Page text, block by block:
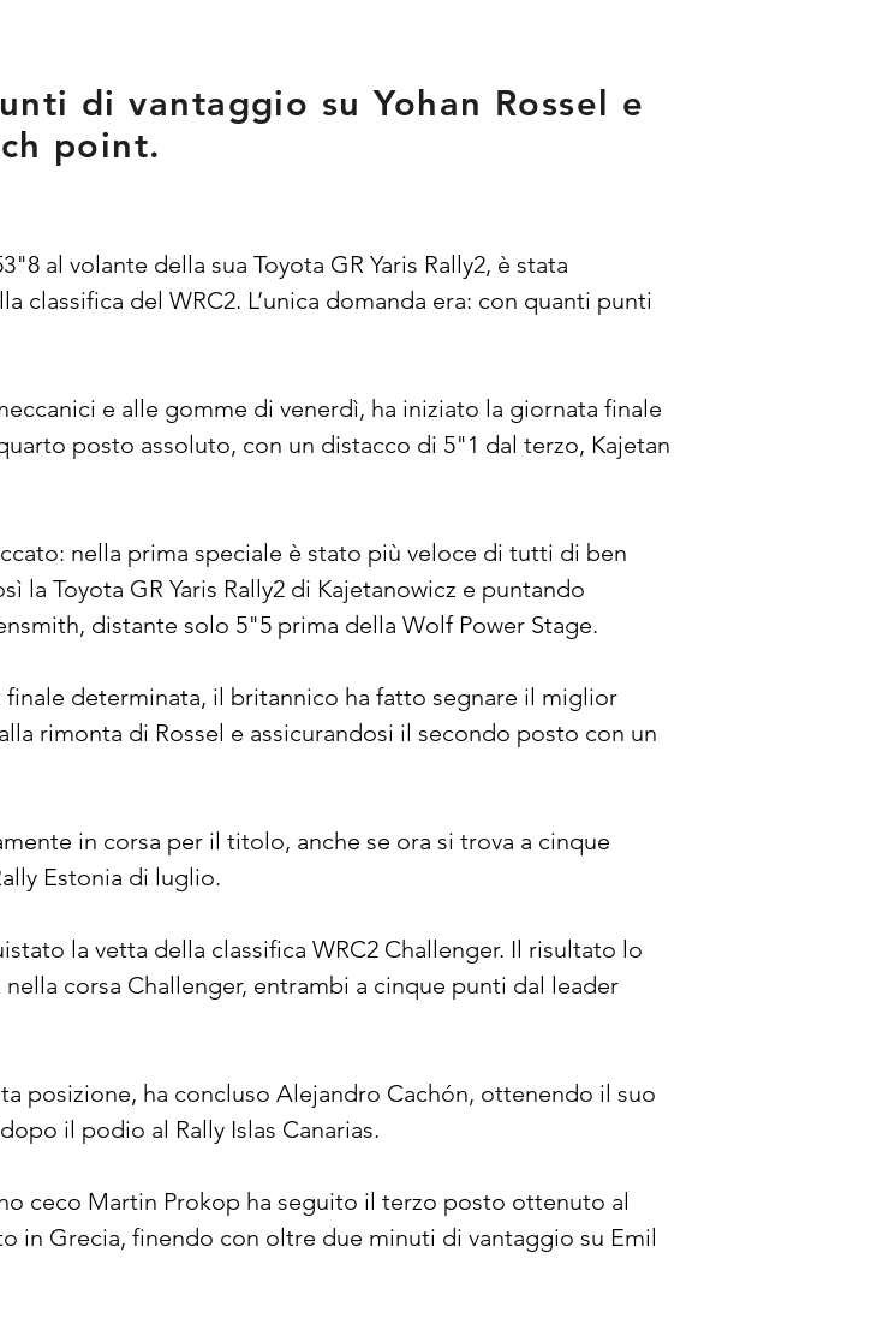
di vantaggio su Yohan Rossel e
point.
al volante della sua Toyota GR Yaris Rally2, è stata
classifica del WRC2. L’unica domanda era: con quanti punti
e alle gomme di venerdì, ha iniziato la giornata finale
posto assoluto, con un distacco di 5"1 dal terzo, Kajetan
nella prima speciale è stato più veloce di tutti di ben
la Toyota GR Yaris Rally2 di Kajetanowicz e puntando
distante solo 5"5 prima della Wolf Power Stage.
determinata, il britannico ha fatto segnare il miglior
rimonta di Rossel e assicurandosi il secondo posto con un
in corsa per il titolo, anche se ora si trova a cinque
Estonia di luglio.
la vetta della classifica WRC2 Challenger. Il risultato lo
corsa Challenger, entrambi a cinque punti dal leader
posizione, ha concluso Alejandro Cachón, ottenendo il suo
il podio al Rally Islas Canarias.
ceco Martin Prokop ha seguito il terzo posto ottenuto al
in Grecia, finendo con oltre due minuti di vantaggio su Emil